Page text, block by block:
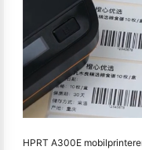
HPRT A300E